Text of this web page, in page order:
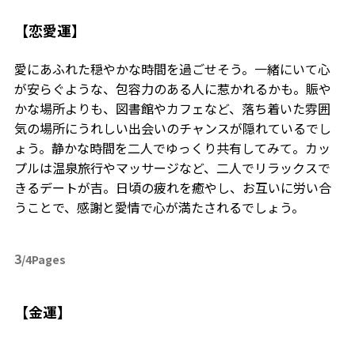
【恋愛運】
愛にあふれた穏やかな時間を過ごせそう。一緒にいて心
が安らぐような、包容力のある人に惹かれるかも。賑や
かな場所よりも、図書館やカフェなど、落ち着いた雰囲
気の場所にうれしい出会いのチャンスが隠れているでし
ょう。静かな時間を二人でゆっくり共有してみて。カッ
プルは温泉旅行やマッサージなど、二人でリラックスで
きるデートが吉。日頃の疲れを癒やし、お互いに労い合
うことで、感謝と愛情で心が満たされるでしょう。
3/4Pages
【金運】